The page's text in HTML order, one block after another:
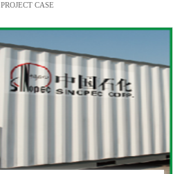
PROJECT CASE